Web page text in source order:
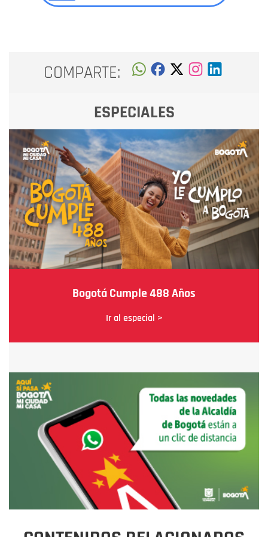
COMPARTE:
ESPECIALES
Bogotá Cumple 488 Años
Ir al especial >